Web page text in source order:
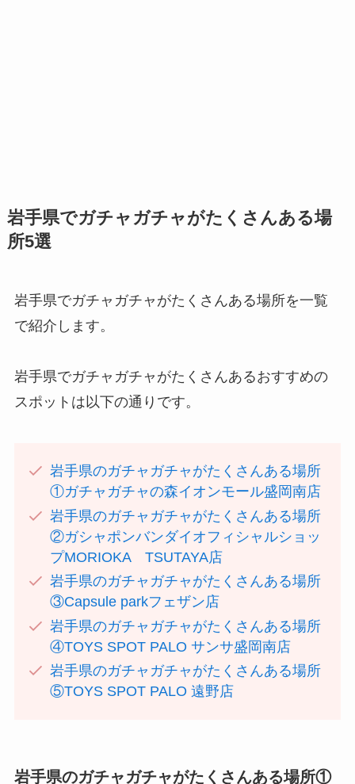
岩手県でガチャガチャがたくさんある場
所5選
岩手県でガチャガチャがたくさんある場所を一覧
で紹介します。
岩手県でガチャガチャがたくさんあるおすすめの
スポットは以下の通りです。
岩手県のガチャガチャがたくさんある場所
①ガチャガチャの森イオンモール盛岡南店
岩手県のガチャガチャがたくさんある場所
②ガシャポンバンダイオフィシャルショッ
プMORIOKA TSUTAYA店
岩手県のガチャガチャがたくさんある場所
③Capsule parkフェザン店
岩手県のガチャガチャがたくさんある場所
④TOYS SPOT PALO サンサ盛岡南店
岩手県のガチャガチャがたくさんある場所
⑤TOYS SPOT PALO 遠野店
岩手県のガチャガチャがたくさんある場所①